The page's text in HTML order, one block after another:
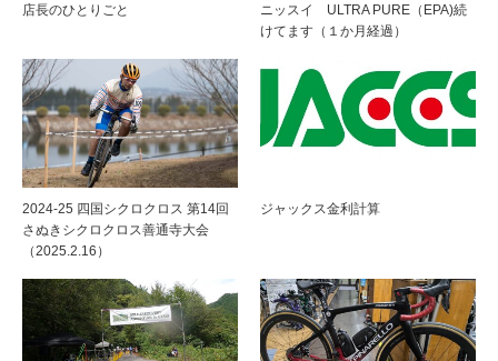
店長のひとりごと
ニッスイ ULTRA PURE（EPA)続
けてます（１か月経過）
2024-25 四国シクロクロス 第14回
さぬきシクロクロス善通寺大会
（2025.2.16）
ジャックス金利計算